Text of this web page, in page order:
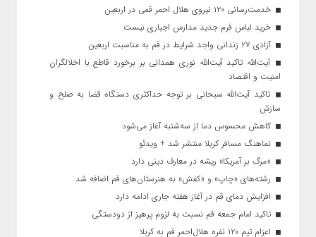
خدمت‌رسانی ۱۲۰ نیروی هلال احمر قمی در اربعین
خرید لباس فرم جدید مدارس اجباری نیست
آزادی ۲۷ زندانی واجد شرایط در قم به مناسبت اربعین
آیت‌الله تاکید آیت‌الله نوری همدانی بر برخورد قاطع با اخلالگران
امنیت و اقتصاد
تاکید آیت‌الله‌ سبحانی بر توجه حداکثری دستگاه قضا به صلح و
سازش
کاهش محسوس دما از سه‌شنبه آغاز می‌شود
نماهنگ مسافر کربلا منتشر شد + ویدئو
«مرگ بر آمریکا» ریشه در معارف دینی دارد
رشته‌های «چاپ» و «کفش» به هنرستان‌های قم اضافه شد
افزایش دمای قم در آغاز هفته جاری ادامه دارد
تاکید امام جمعه قم نسبت به لزوم پرهیز از دودستگی
اعزام تیم ۱۲۰ نفره هلال‌احمر قم به کربلا